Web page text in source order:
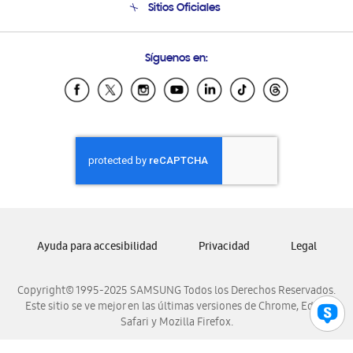
Soporte vía eMail
Sitios Oficiales
Samsung Ecuador
Samsung El Salvador
Samsung Honduras
Samsung Nicaragua
Samsung Panamá
Samsung Venezuela
Síguenos en:
Copyright© 1995-2025 SAMSUNG Todos los Derechos Reservados.
Este sitio se ve mejor en las últimas versiones de Chrome, Edge,
Safari y Mozilla Firefox.
Ayuda para accesibilidad Privacidad Legal